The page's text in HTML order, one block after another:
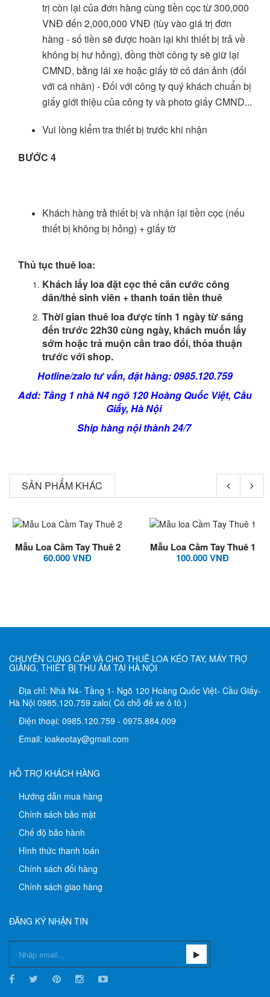
trị còn lại của đơn hàng cùng tiền cọc từ 300,000
VNĐ đến 2,000,000 VNĐ (tùy vào giá trị đơn
hàng - số tiền sẽ được hoàn lại khi thiết bị trả về
không bị hư hỏng), đồng thời công ty sẽ giữ lại
CMND, bằng lái xe hoặc giấy tờ có dán ảnh (đối
với cá nhân) - Đối với công ty quý khách chuẩn bị
giấy giới thiệu của công ty và photo giấy CMND...
Vui lòng kiểm tra thiết bị trước khi nhận
BƯỚC 4
Khách hàng trả thiết bị và nhận lại tiền cọc (nếu
thiết bị không bị hỏng) + giấy tờ
Thủ tục thuê loa:
Khách lấy loa đặt cọc thẻ căn cước công
dân/thẻ sinh viên + thanh toán tiền thuê
Thời gian thuê loa được tính 1 ngày từ sáng
đến trước 22h30 cùng ngày, khách muốn lấy
sớm hoặc trả muộn cần trao đổi, thỏa thuận
trước với shop.
Hotline/zalo tư vấn, đặt hàng: 0985.120.759
Add: Tầng 1 nhà N4 ngõ 120 Hoàng Quốc Việt, Cầu
Giấy, Hà Nội
Ship hàng nội thành 24/7
SẢN PHẨM KHÁC
Mẫu Loa Cầm Tay Thuê 2
60.000 VNĐ
Mẫu Loa Cầm Tay Thuê 1
100.000 VNĐ
CHUYÊN CUNG CẤP VÀ CHO THUÊ LOA KÉO TAY, MÁY TRỢ
GIẢNG, THIẾT BỊ THU ÂM TẠI HÀ NỘI
Địa chỉ: Nhà N4- Tầng 1- Ngõ 120 Hoàng Quốc Việt- Cầu Giấy-
Hà Nội 0985.120.759 zalo( Có chỗ để xe ô tô )
Điện thoại: 0985.120.759 - 0975.884.009
Email: loakeotay@gmail.com
HỖ TRỢ KHÁCH HÀNG
Hướng dẫn mua hàng
Chính sách bảo mật
Chế độ bảo hành
Hình thức thanh toán
Chính sách đổi hàng
Chính sách giao hàng
ĐĂNG KÝ NHẬN TIN